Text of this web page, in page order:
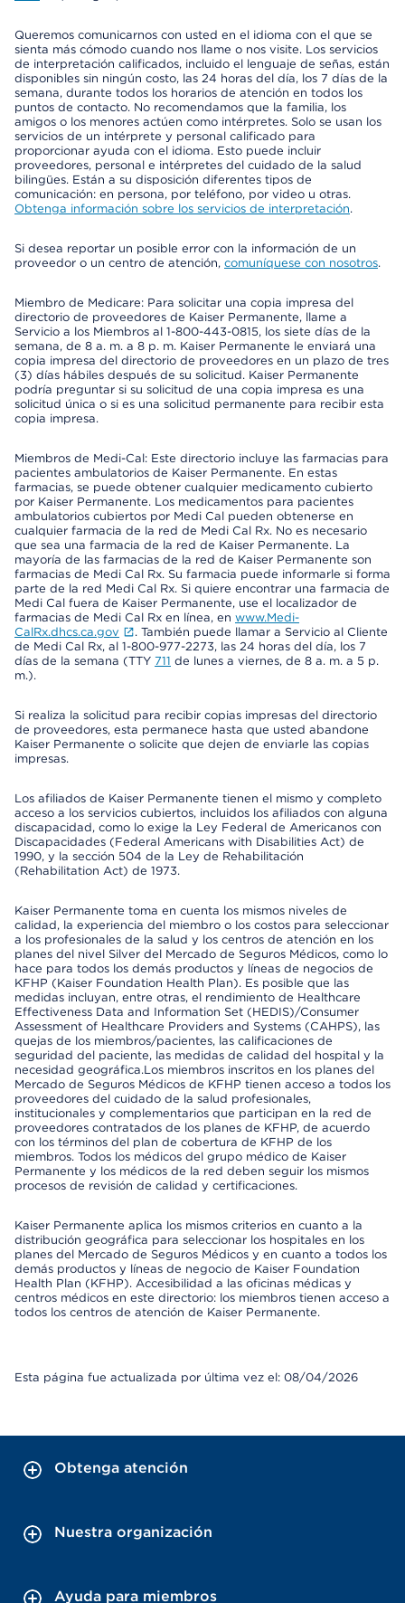
Queremos comunicarnos con usted en el idioma con el que se
sienta más cómodo cuando nos llame o nos visite. Los servicios
de interpretación calificados, incluido el lenguaje de señas, están
disponibles sin ningún costo, las 24 horas del día, los 7 días de la
semana, durante todos los horarios de atención en todos los
puntos de contacto. No recomendamos que la familia, los
amigos o los menores actúen como intérpretes. Solo se usan los
servicios de un intérprete y personal calificado para
proporcionar ayuda con el idioma. Esto puede incluir
proveedores, personal e intérpretes del cuidado de la salud
bilingües. Están a su disposición diferentes tipos de
comunicación: en persona, por teléfono, por video u otras.
Obtenga información sobre los servicios de interpretación.
Si desea reportar un posible error con la información de un
proveedor o un centro de atención, comuníquese con nosotros.
Miembro de Medicare: Para solicitar una copia impresa del
directorio de proveedores de Kaiser Permanente, llame a
Servicio a los Miembros al 1-800-443-0815, los siete días de la
semana, de 8 a. m. a 8 p. m. Kaiser Permanente le enviará una
copia impresa del directorio de proveedores en un plazo de tres
(3) días hábiles después de su solicitud. Kaiser Permanente
podría preguntar si su solicitud de una copia impresa es una
solicitud única o si es una solicitud permanente para recibir esta
copia impresa.
Miembros de Medi-Cal: Este directorio incluye las farmacias para
pacientes ambulatorios de Kaiser Permanente. En estas
farmacias, se puede obtener cualquier medicamento cubierto
por Kaiser Permanente. Los medicamentos para pacientes
ambulatorios cubiertos por Medi Cal pueden obtenerse en
cualquier farmacia de la red de Medi Cal Rx. No es necesario
que sea una farmacia de la red de Kaiser Permanente. La
mayoría de las farmacias de la red de Kaiser Permanente son
farmacias de Medi Cal Rx. Su farmacia puede informarle si forma
parte de la red Medi Cal Rx. Si quiere encontrar una farmacia de
Medi Cal fuera de Kaiser Permanente, use el localizador de
farmacias de Medi Cal Rx en línea, en www.Medi-
CalRx.dhcs.ca.gov
. También puede llamar a Servicio al Cliente
de Medi Cal Rx, al 1-800-977-2273, las 24 horas del día, los 7
días de la semana (TTY 711 de lunes a viernes, de 8 a. m. a 5 p.
m.).
Si realiza la solicitud para recibir copias impresas del directorio
de proveedores, esta permanece hasta que usted abandone
Kaiser Permanente o solicite que dejen de enviarle las copias
impresas.
Los afiliados de Kaiser Permanente tienen el mismo y completo
acceso a los servicios cubiertos, incluidos los afiliados con alguna
discapacidad, como lo exige la Ley Federal de Americanos con
Discapacidades (Federal Americans with Disabilities Act) de
1990, y la sección 504 de la Ley de Rehabilitación
(Rehabilitation Act) de 1973.
Kaiser Permanente toma en cuenta los mismos niveles de
calidad, la experiencia del miembro o los costos para seleccionar
a los profesionales de la salud y los centros de atención en los
planes del nivel Silver del Mercado de Seguros Médicos, como lo
hace para todos los demás productos y líneas de negocios de
KFHP (Kaiser Foundation Health Plan). Es posible que las
medidas incluyan, entre otras, el rendimiento de Healthcare
Effectiveness Data and Information Set (HEDIS)/Consumer
Assessment of Healthcare Providers and Systems (CAHPS), las
quejas de los miembros/pacientes, las calificaciones de
seguridad del paciente, las medidas de calidad del hospital y la
necesidad geográfica.Los miembros inscritos en los planes del
Mercado de Seguros Médicos de KFHP tienen acceso a todos los
proveedores del cuidado de la salud profesionales,
institucionales y complementarios que participan en la red de
proveedores contratados de los planes de KFHP, de acuerdo
con los términos del plan de cobertura de KFHP de los
miembros. Todos los médicos del grupo médico de Kaiser
Permanente y los médicos de la red deben seguir los mismos
procesos de revisión de calidad y certificaciones.
Kaiser Permanente aplica los mismos criterios en cuanto a la
distribución geográfica para seleccionar los hospitales en los
planes del Mercado de Seguros Médicos y en cuanto a todos los
demás productos y líneas de negocio de Kaiser Foundation
Health Plan (KFHP). Accesibilidad a las oficinas médicas y
centros médicos en este directorio: los miembros tienen acceso a
todos los centros de atención de Kaiser Permanente.
Esta página fue actualizada por última vez el: 08/04/2026
Obtenga atención
Nuestra organización
Ayuda para miembros